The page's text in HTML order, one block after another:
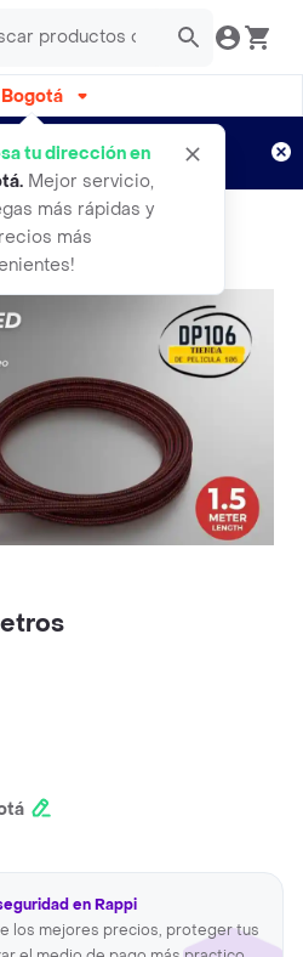
Bogotá
tu dirección en
. Mejor servicio,
más rápidas y
más
por semanas
Aplican TyC
en Rappi
los mejores precios, proteger tus